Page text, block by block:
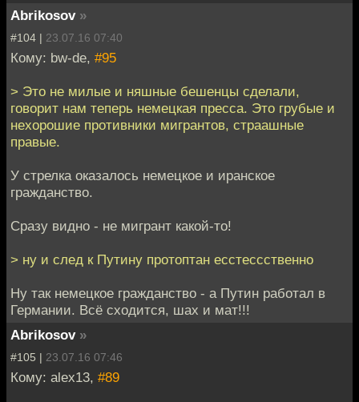
Abrikosov »
#104 | 23.07.16 07:40
Кому: bw-de, #95
> Это не милые и няшные бешенцы сделали,
говорит нам теперь немецкая пресса. Это грубые и
нехорошие противники мигрантов, страашные
правые.
У стрелка оказалось немецкое и иранское
гражданство.
Сразу видно - не мигрант какой-то!
> ну и след к Путину протоптан есстессственно
Ну так немецкое гражданство - а Путин работал в
Германии. Всё сходится, шах и мат!!!
Abrikosov »
#105 | 23.07.16 07:46
Кому: alex13, #89